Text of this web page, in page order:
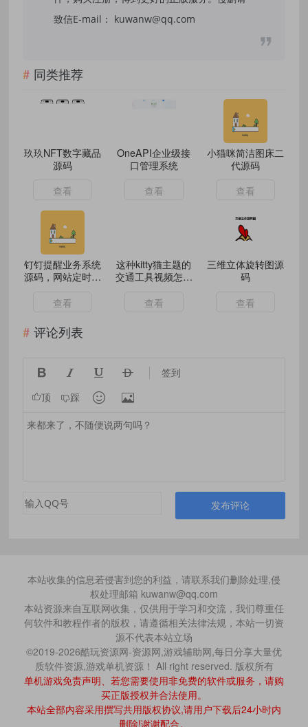
致信E-mail： kuwanw@qq.com
同类推荐
玖玖NFT数字藏品
源码
查看
OneAPI企业级接
口管理系统
查看
小猫咪简洁图床二
代源码
查看
钉钉提醒业务系统
源码，网站定时钉
查看
这种kitty猫主题的
交通工具视频怎么
查看
三维立体旋转图源
码
查看
评论列表
    签到
顶 踩  
发布评论
本站收集的信息若侵害到您的利益，请联系我们删除处理,侵
权处理邮箱 kuwanw@qq.com
本站资源来自互联网收集，仅供用于学习和交流，我们尊重任
何软件和教程作者的版权，请遵循相关法律法规，本站一切资
源不代表本站立场
©2019-2026酷玩资源网-资源网,游戏辅助网,每日分享大量优
质软件资源,游戏单机资源！ All right reserved. 版权所有
单机游戏免责声明、若您需要使用非免费的软件或服务，请购
买正版授权并合法使用。
本站全部内容采用撰写共用版权协议,请用户下载后24小时内
删除!谢谢配合。